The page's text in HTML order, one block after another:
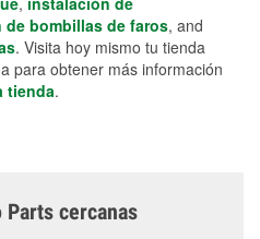
de bombillas de faros, and
. Visita hoy mismo tu tienda
para obtener más información
tienda.
cercanas